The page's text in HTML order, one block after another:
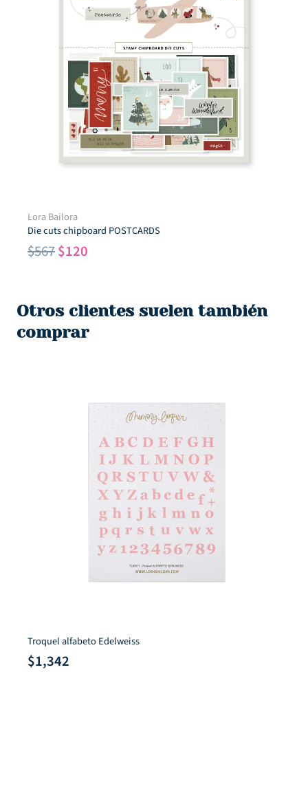
chipboard POSTCARDS
era:
$567.
120El
es:
$120.
Otros clientes suelen también
comprar
Troquel alfabeto Edelweiss
$1,342